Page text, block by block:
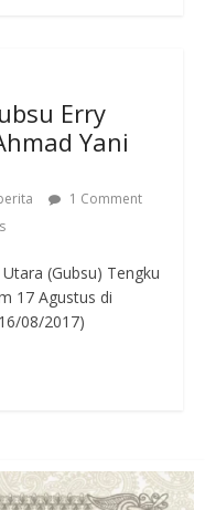
Erry
Yani
1 Comment
(Gubsu) Tengku
17 Agustus di
08/2017)